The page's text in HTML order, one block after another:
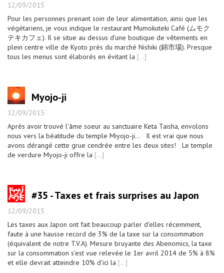
12/09/2015
Pour les personnes prenant soin de leur alimentation, ainsi que les
végétariens, je vous indique le restaurant Mumokuteki Café (ムモク
テキカフェ). Il se situe au dessus d’une boutique de vêtements en
plein centre ville de Kyoto près du marché Nishiki (錦市場). Presque
tous les menus sont élaborés en évitant la [...]
Myojo-ji
12/09/2015
Après avoir trouvé l'âme soeur au sanctuaire Keta Taisha, envolons
nous vers la béatitude du temple Miyojo-ji... Il est vrai que nous
avons dérangé cette grue cendrée entre les deux sites! Le temple
de verdure Myojo-ji offre la [...]
#35 - Taxes et frais surprises au Japon
12/09/2015
Les taxes aux Japon ont fait beaucoup parler d'elles récemment,
faute à une hausse record de 3% de la taxe sur la consommation
(équivalent de notre T.V.A). Mesure bruyante des Abenomics, la taxe
sur la consommation s'est vue relevée le 1er avril 2014 de 5% à 8%
et elle devrait atteindre 10% d'ici la [...]